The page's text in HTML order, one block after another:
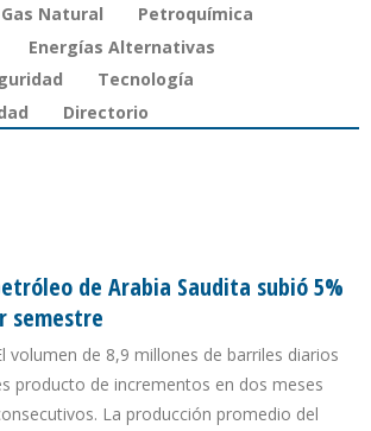
Gas Natural
Petroquímica
Energías Alternativas
Tecnología
Directorio
de Arabia Saudita subió 5%
semestre
volumen de 8,9 millones de barriles diarios
producto de incrementos en dos meses
La producción promedio del